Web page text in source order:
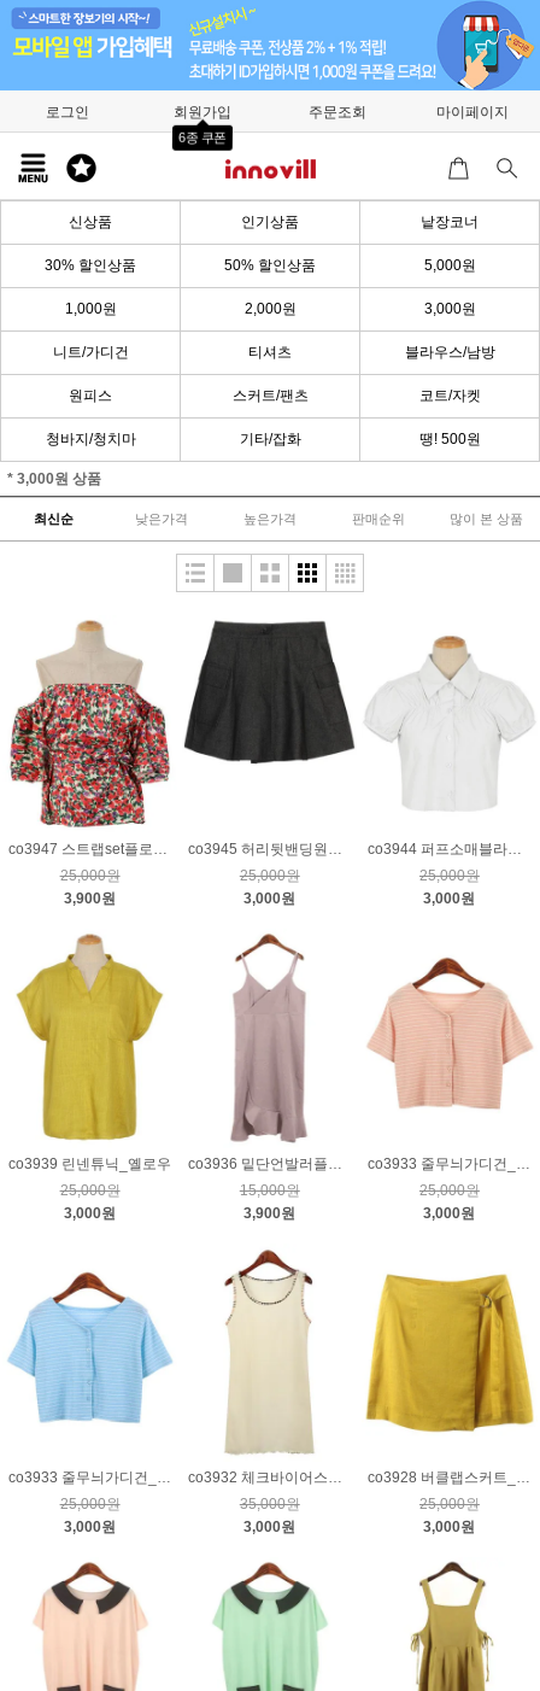
로그인 회원가입
6종 쿠폰
주문조회 마이페이지
신상품 인기상품 낱장코너
30% 할인상품 50% 할인상품 5,000원
1,000원 2,000원 3,000원
니트/가디건 티셔츠 블라우스/남방
원피스 스커트/팬츠 코트/자켓
청바지/청치마 기타/잡화 땡! 500원
* 3,000원 상품
최신순 낮은가격 높은가격 판매순위 많이 본 상품
co3947 스트랩set플로랄오프숄더튜닉_레드
25,000원
3,900원
co3945 허리뒷밴딩원버튼더블포켓주름스커트_블랙
25,000원
3,000원
co3944 퍼프소매블라우스_크림
25,000원
3,000원
co3939 린넨튜닉_옐로우
25,000원
3,000원
15,000원
3,900원
25,000원
3,000원
co3933 줄무늬가디건_블루
25,000원
3,000원
co3932 체크바이어스민소매원피스_아이보리
35,000원
3,000원
co3928 버클랩스커트_옐로우S
25,000원
3,000원